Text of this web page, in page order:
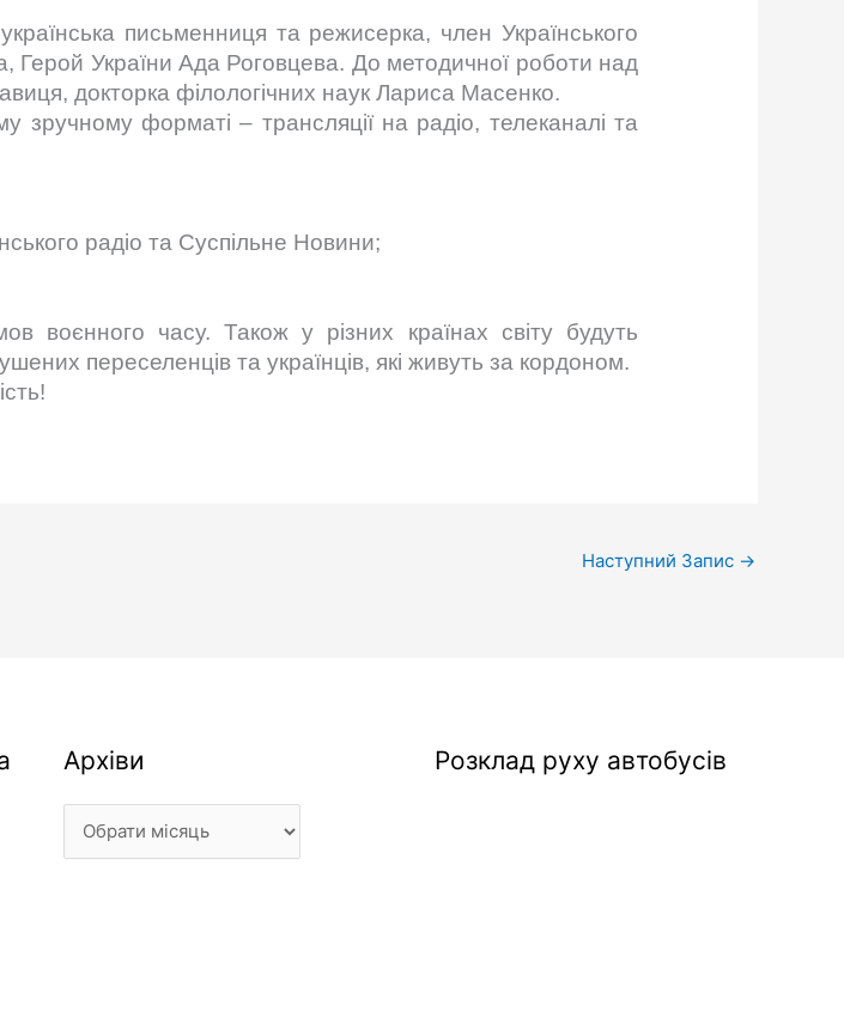
письменниця та режисерка, член Українського
Герой України Ада Роговцева. До методичної роботи над
докторка філологічних наук Лариса Масенко.
зручному форматі – трансляції на радіо, телеканалі та
радіо та Суспільне Новини;
воєнного часу. Також у різних країнах світу будуть
переселенців та українців, які живуть за кордоном.
Наступний Запис →
Архіви
Архіви Розклад руху автобусів